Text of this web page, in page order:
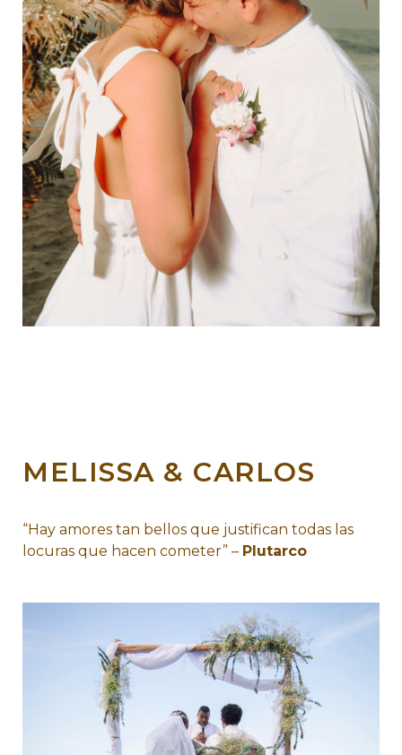
MELISSA & CARLOS
“Hay amores tan bellos que justifican todas las
locuras que hacen cometer” – Plutarco